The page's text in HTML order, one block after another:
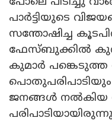
പാർട്ടിയുടെ
സന്തോഷിച്ച
ഫേസ്ബുക്കിൽ
കുമാർ
പൊതുപരിപാടിയും
ജനങ്ങൾ നൽകിയ